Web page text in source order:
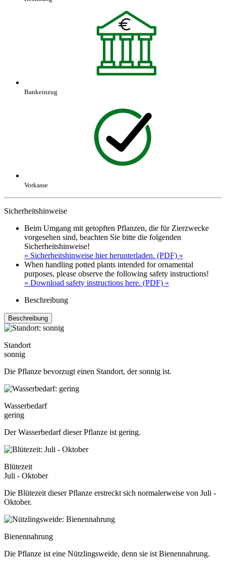
Bankeinzug
Vorkasse
Sicherheitshinweise
Beim Umgang mit getopften Pflanzen, die für Zierzwecke
vorgesehen sind, beachten Sie bitte die folgenden
Sicherheitshinweise!
» Sicherheitshinweise hier herunterladen. (PDF) «
When handling potted plants intended for ornamental
purposes, please observe the following safety instructions!
» Download safety instructions here. (PDF) «
Beschreibung
Beschreibung
Standort
sonnig
Die Pflanze bevorzugt einen Standort, der sonnig ist.
Wasserbedarf
gering
Der Wasserbedarf dieser Pflanze ist gering.
Blütezeit
Juli - Oktober
Die Blütezeit dieser Pflanze erstreckt sich normalerweise von Juli -
Oktober.
Bienennahrung
Die Pflanze ist eine Nützlingsweide, denn sie ist Bienennahrung.